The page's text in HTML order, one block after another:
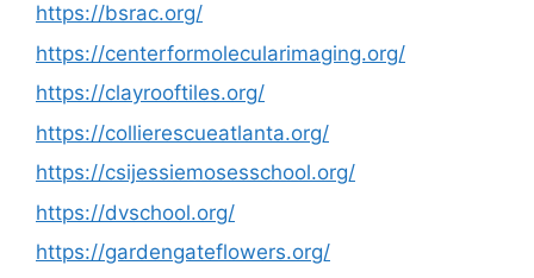
https://bsrac.org/
https://centerformolecularimaging.org/
https://clayrooftiles.org/
https://collierescueatlanta.org/
https://csijessiemosesschool.org/
https://dvschool.org/
https://gardengateflowers.org/